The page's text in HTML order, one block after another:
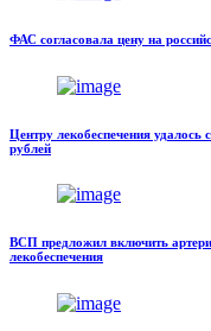
ФАС согласовала цену на
Центру лекобеспечения удалось
рублей
ВСП предложил включить
лекобеспечения